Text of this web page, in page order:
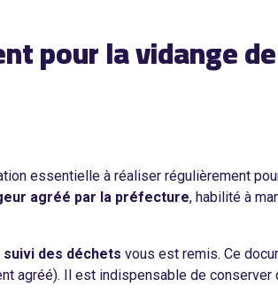
pour la vidange
essentielle à réaliser régulièrement
agréé par la préfecture, habilité à
des déchets vous est remis. Ce
agréé). Il est indispensable de